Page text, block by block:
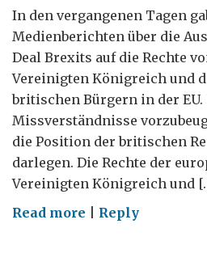
In den vergangenen Tagen
Medienberichten über die
Deal Brexits auf die Rechte
Vereinigten Königreich und
britischen Bürgern in der EU.
Missverständnisse
die Position der britischen
darlegen. Die Rechte der
Vereinigten Königreich und
Read more onReply